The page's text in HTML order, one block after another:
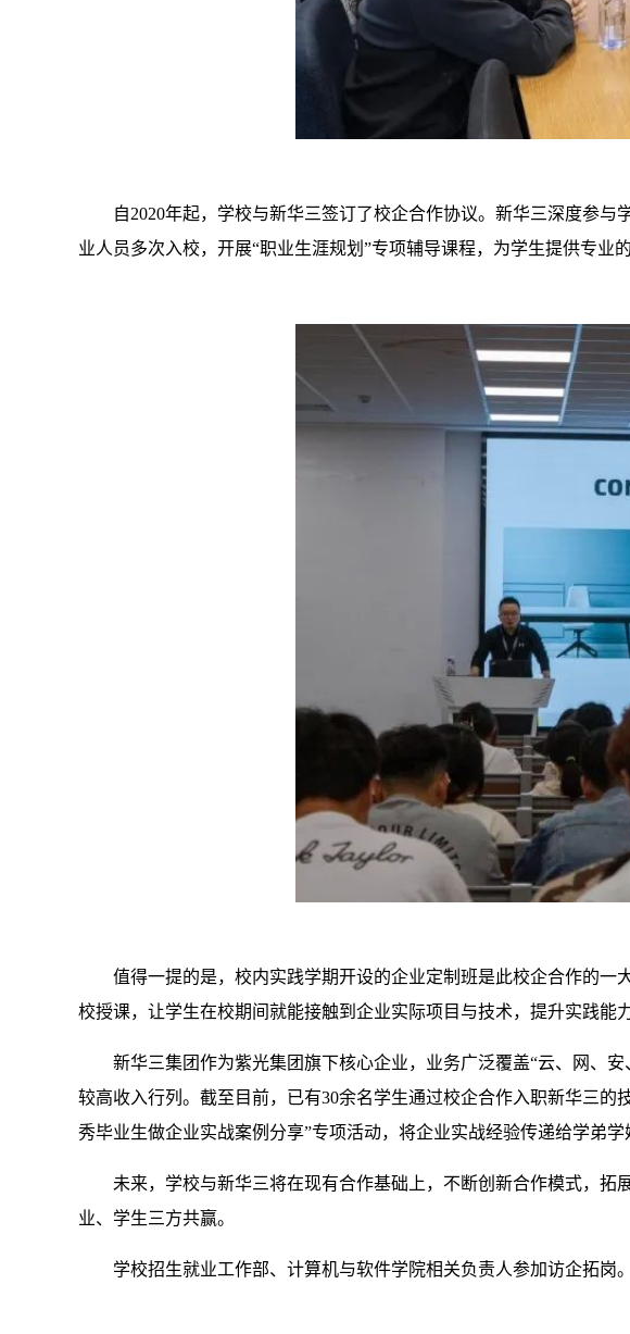
自2020年起，学校与新华三签订了校企合作协议。新华三深度参
业人员多次入校，开展“职业生涯规划”专项辅导课程，为学生提供专业
值得一提的是，校内实践学期开设的企业定制班是此校企合作的一
校授课，让学生在校期间就能接触到企业实际项目与技术，提升实践能
新华三集团作为紫光集团旗下核心企业，业务广泛覆盖“云、网、
较高收入行列。截至目前，已有30余名学生通过校企合作入职新华三
秀毕业生做企业实战案例分享”专项活动，将企业实战经验传递给学弟学
未来，学校与新华三将在现有合作基础上，不断创新合作模式，
业、学生三方共赢。
学校招生就业工作部、计算机与软件学院相关负责人参加访企拓岗。